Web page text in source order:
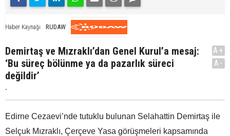
Haber Kaynağı RUDAW
Demirtaş ve Mızraklı’dan Genel Kurul’a mesaj:
‘Bu süreç bölünme ya da pazarlık süreci
değildir’
.
A+
A-
Edirne Cezaevi’nde tutuklu bulunan Selahattin Demirtaş ile
Selçuk Mızraklı, Çerçeve Yasa görüşmeleri kapsamında